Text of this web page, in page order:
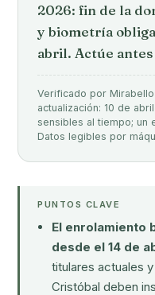
2026: fin de la
y biometría
abril. Actúe
Verificado por Mirabello
actualización: 10 de
sensibles al tiempo; un
Datos legibles por
PUNTOS CLAVE
El enrolamiento
desde el 14 de
titulares actuales
Cristóbal deben